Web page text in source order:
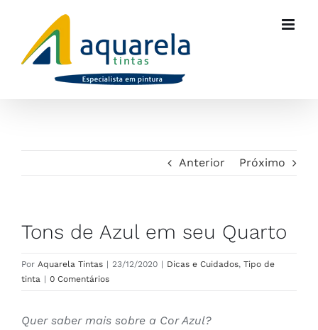
conteúdo
Anterior Próximo
Tons de Azul em seu Quarto
Por Aquarela Tintas | 23/12/2020 | Dicas e Cuidados, Tipo de
tinta | 0 Comentários
Quer saber mais sobre a Cor Azul?